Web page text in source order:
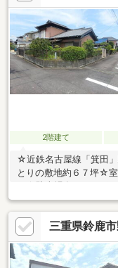
2階建て
☆近鉄名古屋線「箕田
とりの敷地約６７坪☆
三重県鈴鹿